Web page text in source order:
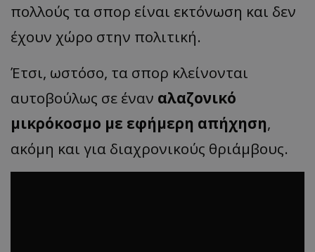
πολλούς τα σπορ είναι εκτόνωση και δεν
έχουν χώρο στην πολιτική.
Έτσι, ωστόσο, τα σπορ κλείνονται
αυτοβούλως σε έναν αλαζονικό
μικρόκοσμο με εφήμερη απήχηση,
ακόμη και για διαχρονικούς θριάμβους.